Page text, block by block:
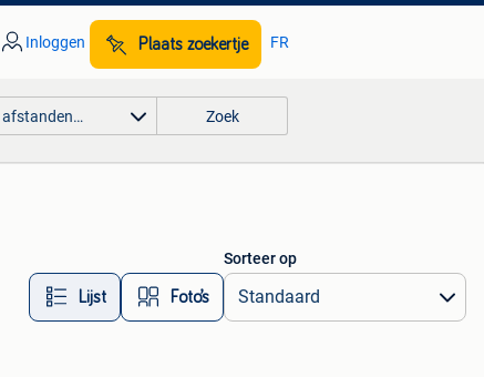
Inloggen Plaats zoekertje FR
afstanden… Zoek
Lijst Foto’s
Sorteer op